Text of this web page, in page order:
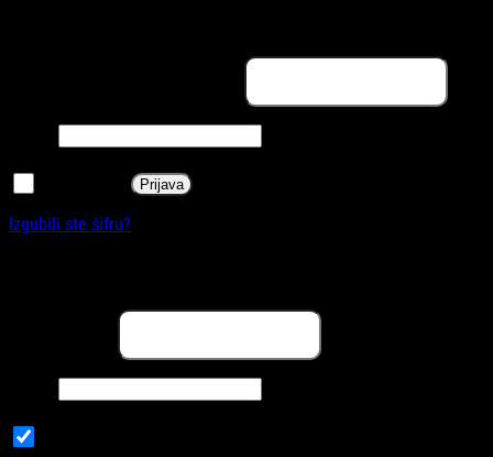
Obavezno
Prijava
Izgubili ste šifru?
Obavezno